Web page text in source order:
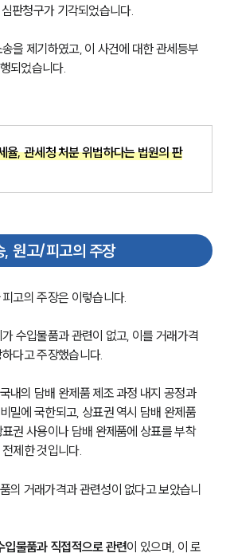
판청구가 기각되었습니다.
을 제기하였고, 이 사건에 대한 관세등부
되었습니다.
, 관세청 처분 위법하다는 법원의 판
, 원고/피고의 주장
고의 주장은 이렇습니다.
수입물품과 관련이 없고, 이를 거래가격
다고 주장했습니다.
내의 담배 완제품 제조 과정 내지 공정과
밀에 국한되고, 상표권 역시 담배 완제품
권 사용이나 담배 완제품에 상표를 부착
제한 것입니다.
의 거래가격과 관련성이 없다고 보았습니
입물품과 직접적으로 관련이 있으며, 이 로